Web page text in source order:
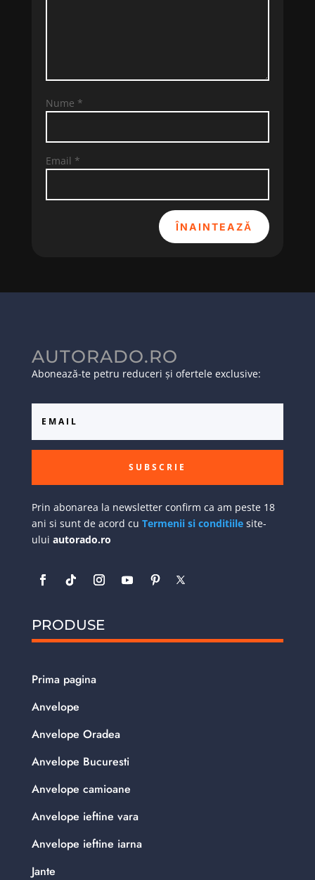
Nume *
Email *
ÎNAINTEAZĂ
AUTORADO.RO
Abonează-te petru reduceri și ofertele exclusive:
SUBSCRIE
Prin abonarea la newsletter confirm ca am peste 18
ani si sunt de acord cu Termenii si conditiilesite-
ului autorado.ro
PRODUSE
Prima pagina
Anvelope
Anvelope Oradea
Anvelope Bucuresti
Anvelope camioane
Anvelope ieftine vara
Anvelope ieftine iarna
Jante